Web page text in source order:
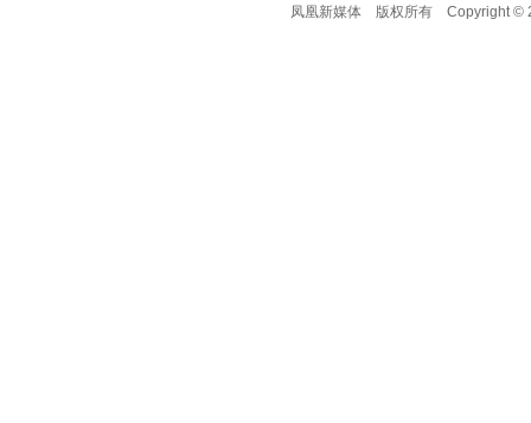
凤凰新媒体
版权所有 Copyright ©